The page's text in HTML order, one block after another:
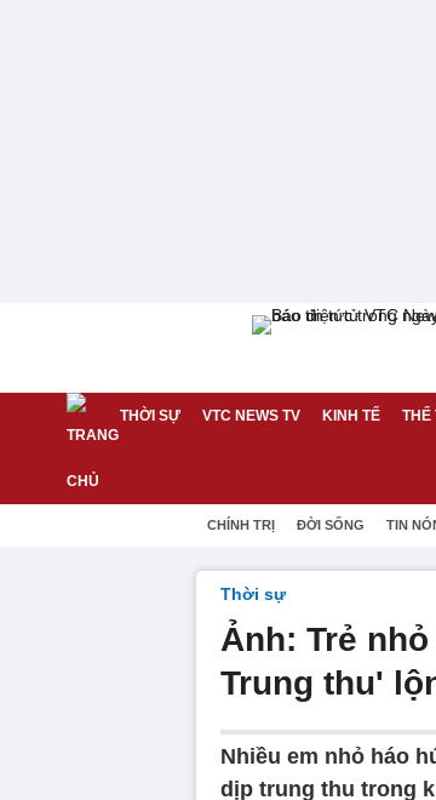
THỜI SỰ VTC NEWS TV KINH TẾ THỂ
CHÍNH TRỊ ĐỜI SỐNG TIN
Thời sự
Ảnh: Trẻ
Trung thu'
Nhiều em nhỏ háo
dịp trung thu trong